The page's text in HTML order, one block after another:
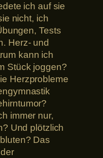
ich auf sie
nicht, ich
Tests
Herz- und
kann ich
Stück joggen?
Herzprobleme
immer nur,
Und plötzlich
Das